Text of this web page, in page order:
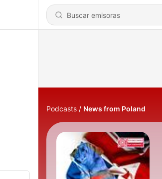
Podcasts News from Poland